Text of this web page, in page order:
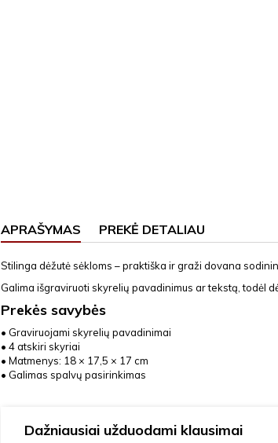
APRAŠYMAS PREKĖ DETALIAU
Stilinga dėžutė sėkloms – praktiška ir graži dovana
Galima išgraviruoti skyrelių pavadinimus ar tekstą, todėl
Prekės savybės
• Graviruojami skyrelių pavadinimai
• 4 atskiri skyriai
• Matmenys: 18 × 17,5 × 17 cm
• Galimas spalvų pasirinkimas
Dažniausiai užduodami klausimai